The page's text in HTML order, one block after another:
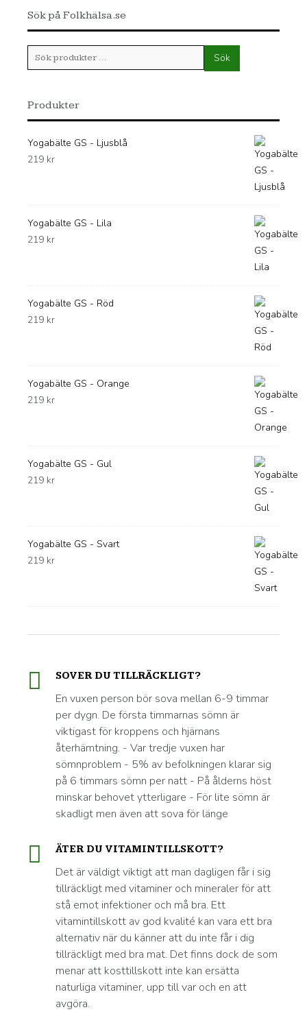
Sök på Folkhälsa.se
Sök
efter:
Sök
Produkter
Yogabälte GS - Ljusblå
219 kr
Yogabälte GS - Lila
219 kr
Yogabälte GS - Röd
219 kr
Yogabälte GS - Orange
219 kr
Yogabälte GS - Gul
219 kr
Yogabälte GS - Svart
219 kr
SOVER DU TILLRÄCKLIGT?
En vuxen person bör sova mellan 6-9 timmar
per dygn. De första timmarnas sömn är
viktigast för kroppens och hjärnans
återhämtning. - Var tredje vuxen har
sömnproblem - 5% av befolkningen klarar sig
på 6 timmars sömn per natt - På ålderns höst
minskar behovet ytterligare - För lite sömn är
skadligt men även att sova för länge
ÄTER DU VITAMINTILLSKOTT?
Det är väldigt viktigt att man dagligen får i sig
tillräckligt med vitaminer och mineraler för att
stå emot infektioner och må bra. Ett
vitamintillskott av god kvalité kan vara ett bra
alternativ när du känner att du inte får i dig
tillräckligt med bra mat. Det finns dock de som
menar att kosttillskott inte kan ersätta
naturliga vitaminer, upp till var och en att
avgöra.